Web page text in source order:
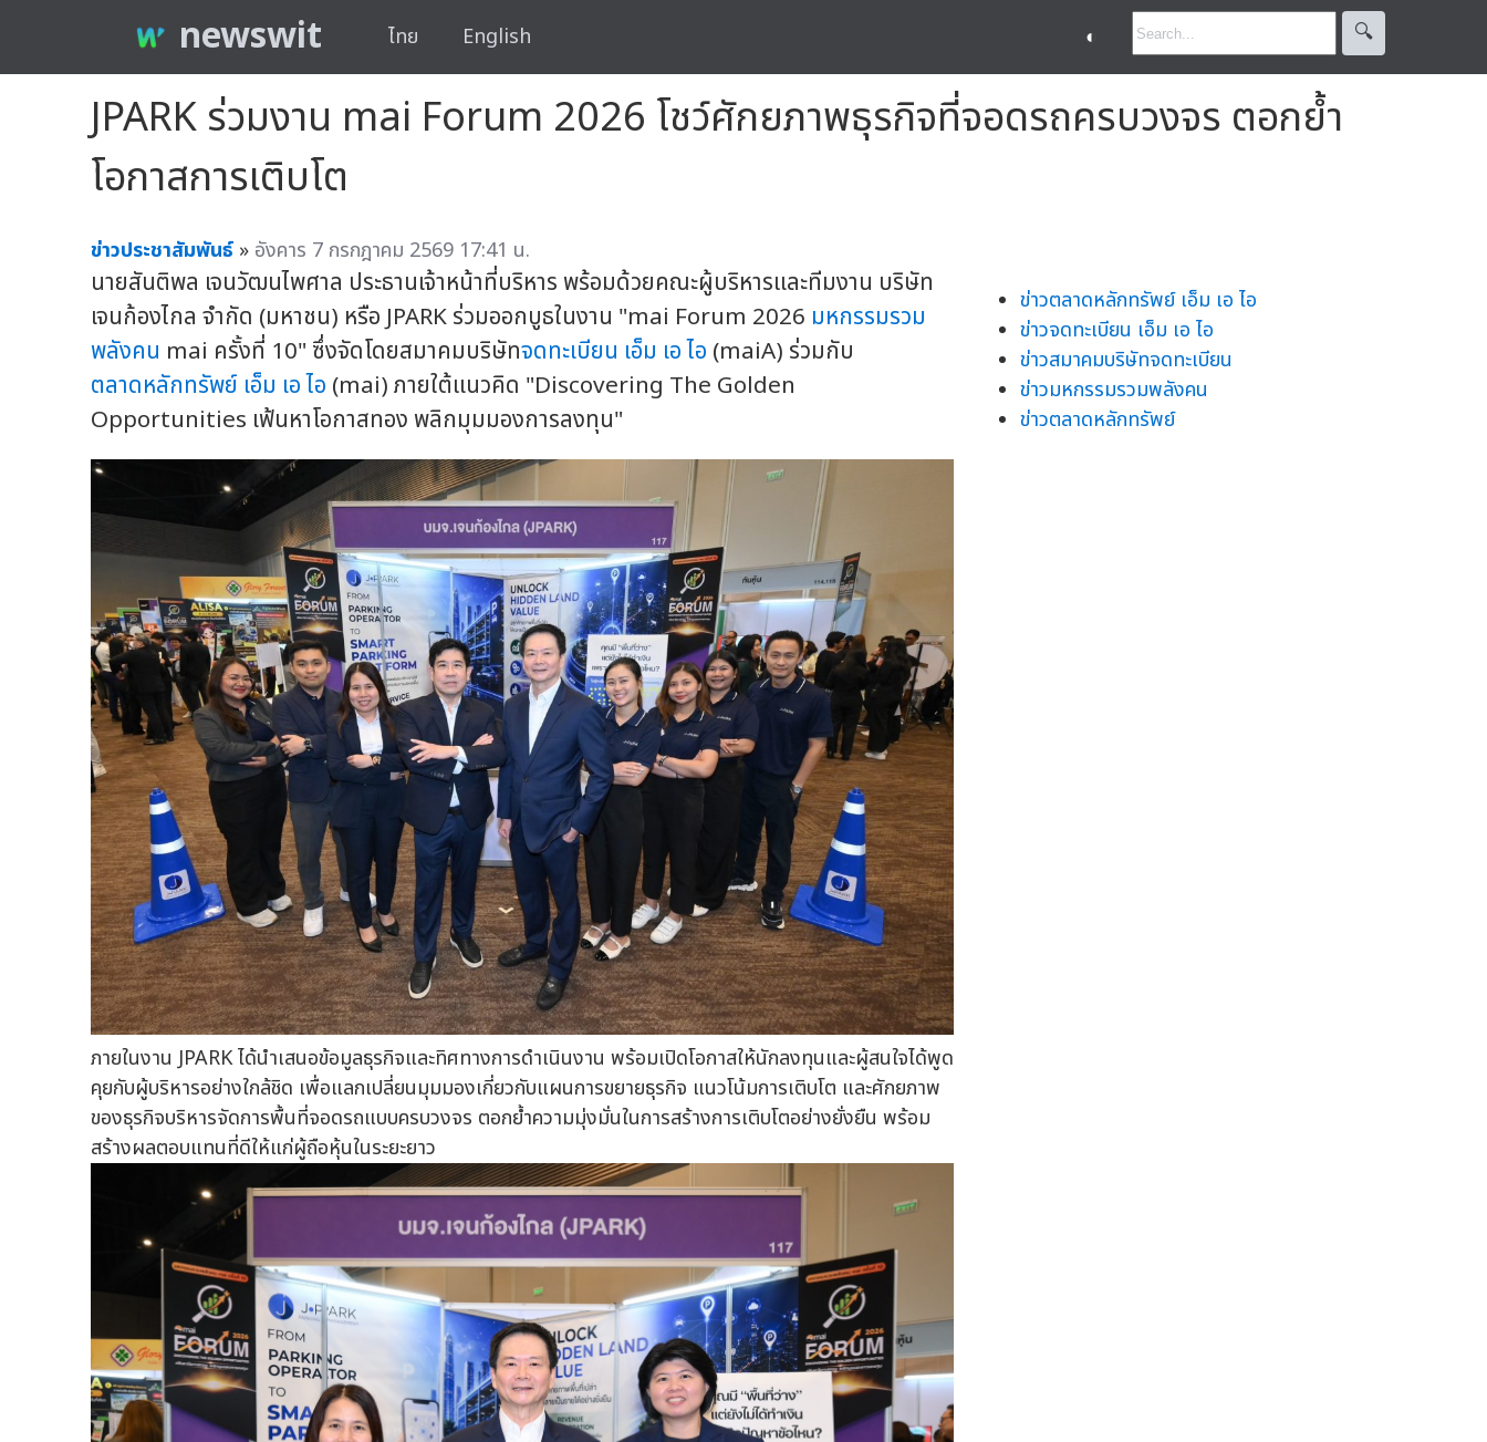
newswit ไทย English ◐ 🔍︎
JPARK ร่วมงาน mai Forum 2026 โชว์ศักยภาพธุรกิจที่จอดรถครบวงจร ตอกย้ำ
โอกาสการเติบโต
ข่าวประชาสัมพันธ์ » อังคาร 7 กรกฎาคม 2569 17:41 น.
นายสันติพล เจนวัฒนไพศาล ประธานเจ้าหน้าที่บริหาร พร้อมด้วยคณะผู้บริหารและทีมงาน บริษัท
เจนก้องไกล จำกัด (มหาชน) หรือ JPARK ร่วมออกบูธในงาน "mai Forum 2026 มหกรรมรวม
พลังคน mai ครั้งที่ 10" ซึ่งจัดโดยสมาคมบริษัทจดทะเบียน เอ็ม เอ ไอ (maiA) ร่วมกับ
ตลาดหลักทรัพย์ เอ็ม เอ ไอ (mai) ภายใต้แนวคิด "Discovering The Golden
Opportunities เฟ้นหาโอกาสทอง พลิกมุมมองการลงทุน"
ภายในงาน JPARK ได้นำเสนอข้อมูลธุรกิจและทิศทางการดำเนินงาน พร้อมเปิดโอกาสให้นักลงทุนและผู้สนใจได้พูด
คุยกับผู้บริหารอย่างใกล้ชิด เพื่อแลกเปลี่ยนมุมมองเกี่ยวกับแผนการขยายธุรกิจ แนวโน้มการเติบโต และศักยภาพ
ของธุรกิจบริหารจัดการพื้นที่จอดรถแบบครบวงจร ตอกย้ำความมุ่งมั่นในการสร้างการเติบโตอย่างยั่งยืน พร้อม
สร้างผลตอบแทนที่ดีให้แก่ผู้ถือหุ้นในระยะยาว
ข่าวตลาดหลักทรัพย์ เอ็ม เอ ไอ
ข่าวจดทะเบียน เอ็ม เอ ไอ
ข่าวสมาคมบริษัทจดทะเบียน
ข่าวมหกรรมรวมพลังคน
ข่าวตลาดหลักทรัพย์